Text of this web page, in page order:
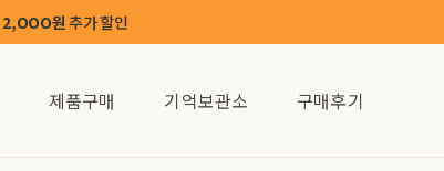
2,OOO원추가 할인
제품구매 기억보관소 구매후기